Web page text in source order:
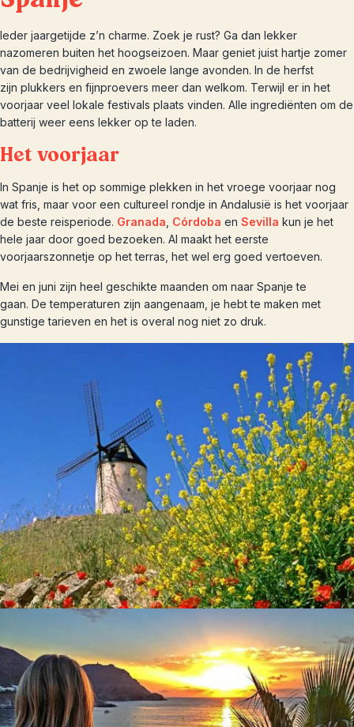
Ieder jaargetijde z’n charme. Zoek je rust? Ga dan lekker
nazomeren buiten het hoogseizoen. Maar geniet juist hartje zomer
van de bedrijvigheid en zwoele lange avonden. In de herfst
zijn plukkers en fijnproevers meer dan welkom. Terwijl er in het
voorjaar veel lokale festivals plaats vinden. Alle ingrediënten om de
batterij weer eens lekker op te laden.
Het voorjaar
In Spanje is het op sommige plekken in het vroege voorjaar nog
wat fris, maar voor een cultureel rondje in Andalusië is het voorjaar
de beste reisperiode. Granada Córdoba en Sevilla kun je het
hele jaar door goed bezoeken. Al maakt het eerste
voorjaarszonnetje op het terras, het wel erg goed vertoeven.
Mei en juni zijn heel geschikte maanden om naar Spanje te
gaan. De temperaturen zijn aangenaam, je hebt te maken met
gunstige tarieven en het is overal nog niet zo druk.